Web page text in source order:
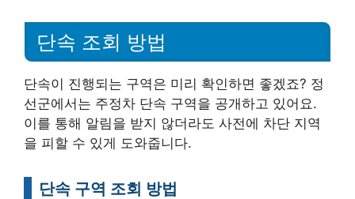
단속 조회 방법
단속이 진행되는 구역은 미리 확인하면 좋겠죠? 정
선군에서는 주정차 단속 구역을 공개하고 있어요.
이를 통해 알림을 받지 않더라도 사전에 차단 지역
을 피할 수 있게 도와줍니다.
단속 구역 조회 방법